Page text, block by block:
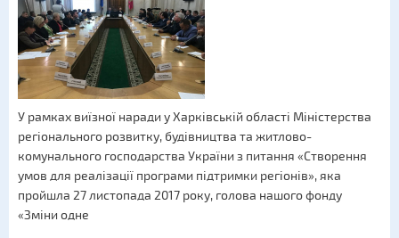
У рамках виїзної наради у Харківській області Міністерства
регіонального розвитку, будівництва та житлово-
комунального господарства України з питання «Створення
умов для реалізації програми підтримки регіонів», яка
пройшла 27 листопада 2017 року, голова нашого фонду
«Зміни одне